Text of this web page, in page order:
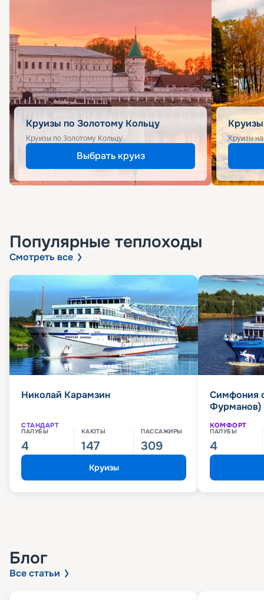
Круизы по Золотому Кольцу
Круизы по Золотому Кольцу
Выбрать круиз
Круизы
Популярные теплоходы
Смотреть все
Николай Карамзин
СТАНДАРТ
ПАЛУБЫ
4
КАЮТЫ
147
ПАССАЖИРЫ
309
Круизы
Симфония
Фурманов)
КОМФОРТ
ПАЛУБЫ
4
Блог
Все статьи